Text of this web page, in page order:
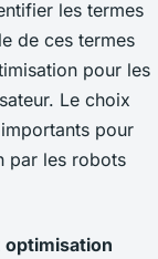
les termes
de ces termes
pour les
Le choix
pour
par les robots
optimisation